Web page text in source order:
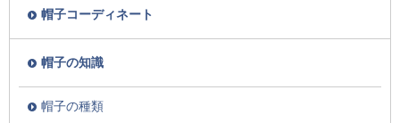
帽子コーディネート
帽子の知識
帽子の種類